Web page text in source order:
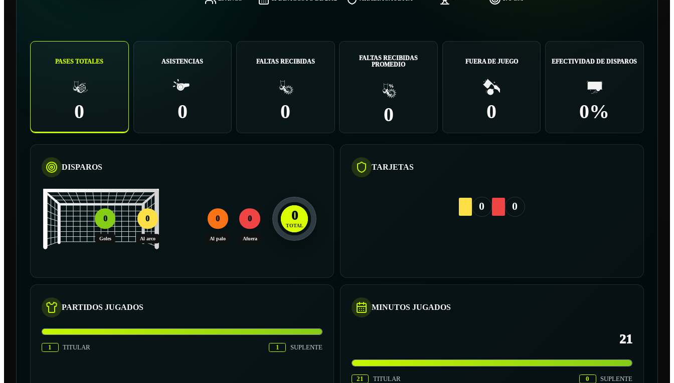
PASES TOTALES
0
ASISTENCIAS
0
FALTAS RECIBIDAS
0
FALTAS RECIBIDAS
PROMEDIO
0
FUERA DE JUEGO
0
EFECTIVIDAD DE DISPAROS
0%
DISPAROS
0
Goles
0
Al arco
0
Al palo
0
Afuera
0
TOTAL
TARJETAS
0 0
PARTIDOS JUGADOS
1 TITULAR 1 SUPLENTE
MINUTOS JUGADOS
21
21 TITULAR 0 SUPLENTE